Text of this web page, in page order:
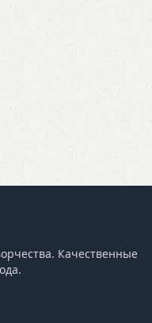
Качественные